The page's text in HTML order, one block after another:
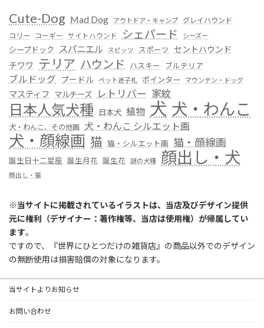
Cute-Dog Mad Dog アウトドア・キャンプ
グレイハウンド
コリー
コーギー サイトハウンド シェパード シーズー
シープドック スパニエル スピッツ スポーツ セントハウンド
チワワ
テリア ハウンド ハスキー ブルテリア
ブルドッグ プードル ペット迷子札 ポインター マウンテン・ドッグ
マスティフ マルチーズ レトリバー 家紋
日本人気犬種 日本犬 植物 犬 犬・わんこ
犬・わんこ、その他画 犬・わんこ シルエット画
犬・顔線画 猫 猫・シルエット画 猫・顔線画
誕生日十二星座 誕生月花 誕生花 謎の犬種 顔出し・犬
顔出し・猫
※当サイトに掲載されているイラストは、当店及びデザイン提供
元に権利（デザイナー：著作権等、当店は使用権）が帰属してい
ます。
ですので、『世界にひとつだけの雑貨店』の商品以外でのデザイン
の無断使用は損害賠償の対象になります。
当サイトよりお知らせ
お問い合わせ